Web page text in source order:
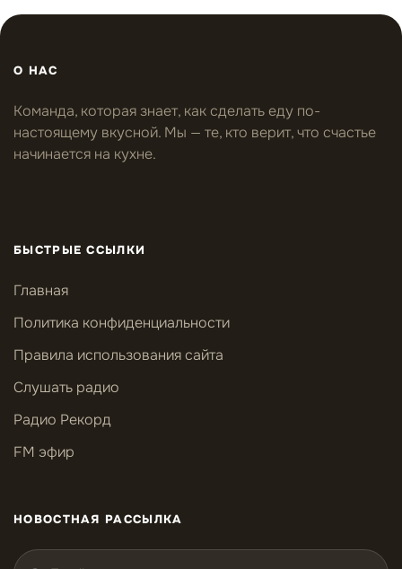
О НАС
Команда, которая знает, как сделать еду по-
настоящему вкусной. Мы — те, кто верит, что счастье
начинается на кухне.
БЫСТРЫЕ ССЫЛКИ
Главная
Политика конфиденциальности
Правила использования сайта
Слушать радио
Радио Рекорд
FM эфир
НОВОСТНАЯ РАССЫЛКА